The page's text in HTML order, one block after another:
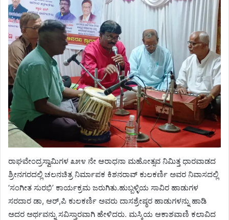
ರಾಘವೇಂದ್ರಸ್ವಾಮಿಗಳ ೩೫೪ ನೇ ಆರಾಧನಾ ಮಹೋತ್ಸವ ನಿಮಿತ್ತ ಧಾರವಾಡದ
ಶ್ರೀನಗರದಲ್ಲಿ ಚಲನಚಿತ್ರ ನಿರ್ಮಾಪಕ ಕಿಶನರಾವ್ ಕುಲಕರ್ಣಿ ಅವರ ನಿವಾಸದಲ್ಲಿ
‘ಸಂಗೀತ ಸುರಭಿ’ ಕಾರ್ಯಕ್ರಮ ಜರುಗಿತು.ಹುಬ್ಬಳ್ಳಿಯ ಸಾವಿರ ಹಾಡುಗಳ
ಸರದಾರ ಡಾ, ಆರ್,ಪಿ ಕುಲಕರ್ಣಿ ಅವರು ದಾಸಶ್ರೇಷ್ಠರ ಹಾಡುಗಳನ್ನು ಹಾಡಿ
ಅದರ ಅರ್ಥವನ್ನು ಸವಿಸ್ತಾರವಾಗಿ ಹೇಳಿದರು. ಮಸ್ಕಿಯ ಆಕಾಶವಾಣಿ ಕಲಾವಿದ